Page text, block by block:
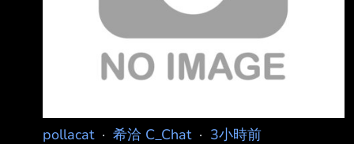
pollacat· 希洽 C_Chat· 3小時前